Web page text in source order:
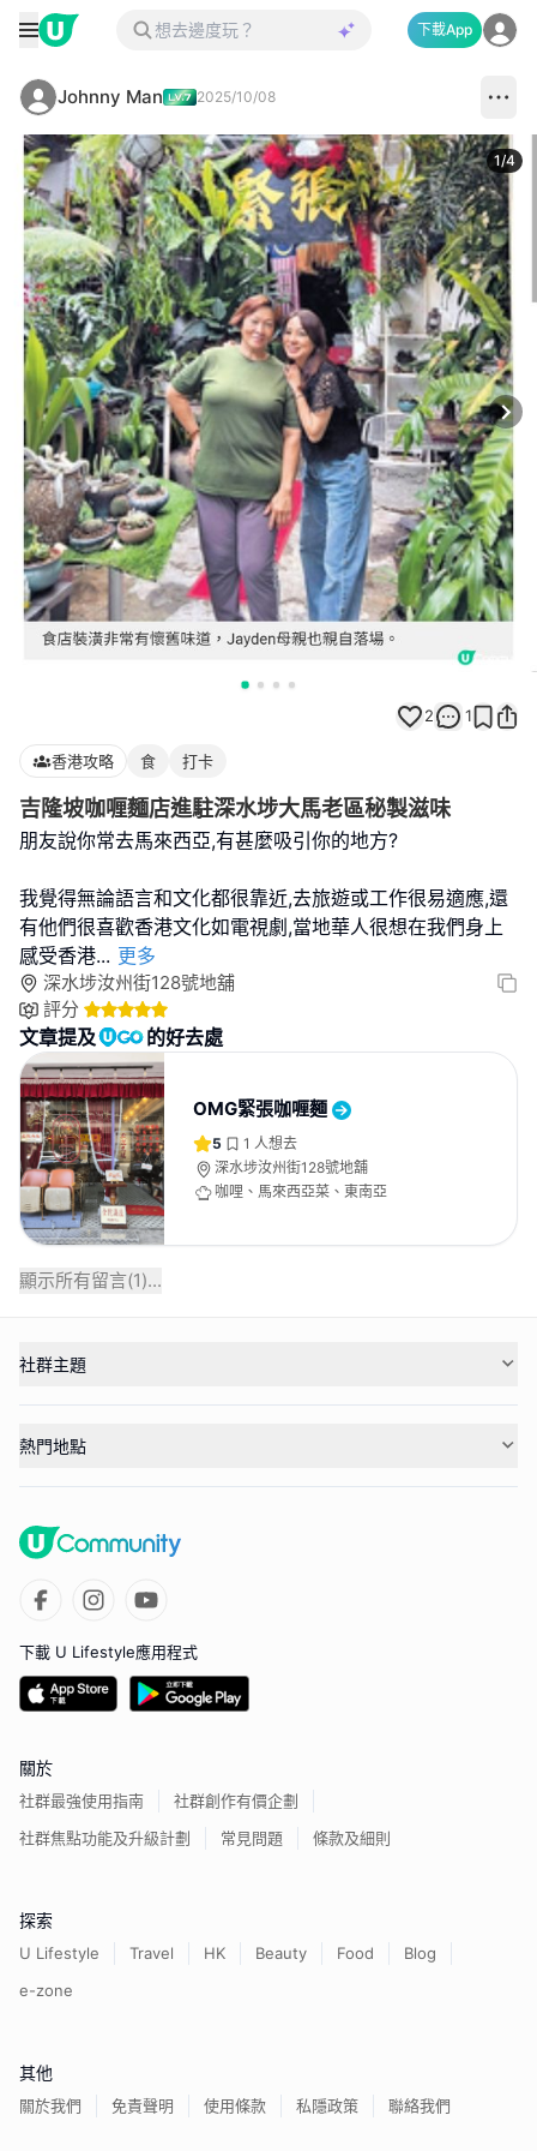
下載App
Johnny Man 2025/10/08
1/4
2 1
香港攻略 食 打卡
吉隆坡咖喱麵店進駐深水埗大馬老區秘製滋味
朋友說你常去馬來西亞,有甚麼吸引你的地方?
我覺得無論語言和文化都很靠近,去旅遊或工作很易適應,還
有他們很喜歡香港文化如電視劇,當地華人很想在我們身上
感受香港... 更多
深水埗汝州街128號地舖
評分
文章提及 的好去處
OMG緊張咖喱麵
5 1 人想去
深水埗汝州街128號地舖
咖哩、馬來西亞菜、東南亞
顯示所有留言(1)...
社群主題
熱門地點
下載 U Lifestyle應用程式
關於
社群最強使用指南
社群創作有價企劃
社群焦點功能及升級計劃
常見問題 條款及細則
探索
U Lifestyle Travel HK Beauty Food
Blog
e-zone
其他
關於我們 免責聲明 使用條款 私隱政策 聯絡我們